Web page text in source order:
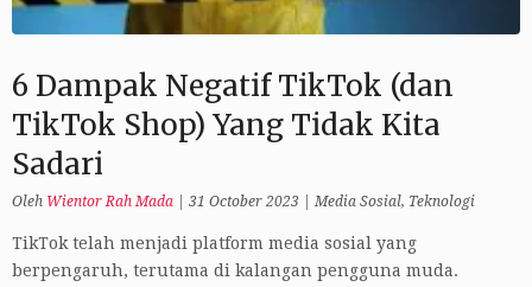
6 Dampak Negatif TikTok (dan
TikTok Shop) Yang Tidak Kita
Sadari
Oleh Wientor Rah Mada 31 October 2023 |Media Sosial, Teknologi
TikTok telah menjadi platform media sosial yang
berpengaruh, terutama di kalangan pengguna muda.